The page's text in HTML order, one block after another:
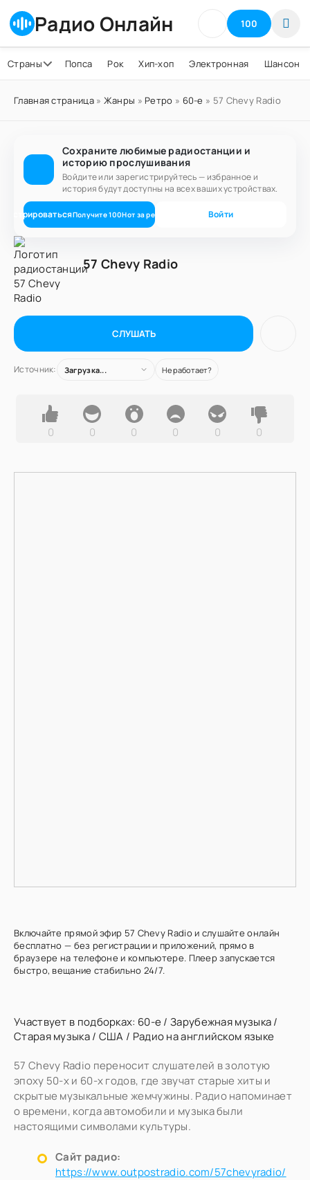
Радио Онлайн 100
Страны Попса Рок Хип-хоп Электронная Шансон
Главная страница» Жанры » Ретро » 60-е » 57 Chevy Radio
Сохраните любимые радиостанции и
историю прослушивания
Войдите или зарегистрируйтесь — избранное и
история будут доступны на всех ваших устройствах.
Получите100Нот за регистрацию Войти
57 Chevy Radio
СЛУШАТЬ
Источник: Загрузка... Не работает?
0 0 0 0 0 0
Включайте прямой эфир 57 Chevy Radio и слушайте онлайн
бесплатно — без регистрации и приложений, прямо в
браузере на телефоне и компьютере. Плеер запускается
быстро, вещание стабильно 24/7.
Участвует в подборках: 60-е/Зарубежная музыка/
Старая музыка/ США / Радио на английском языке
57 Chevy Radio переносит слушателей в золотую
эпоху 50-х и 60-х годов, где звучат старые хиты и
скрытые музыкальные жемчужины. Радио напоминает
о времени, когда автомобили и музыка были
настоящими символами культуры.
Сайт радио:
https://www.outpostradio.com/57chevyradio/